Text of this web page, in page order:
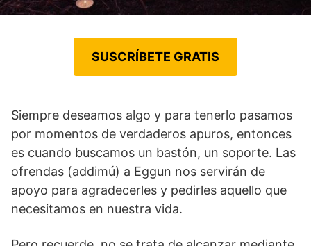
SUSCRÍBETE GRATIS
Siempre deseamos algo y para tenerlo pasamos
por momentos de verdaderos apuros, entonces
es cuando buscamos un bastón, un soporte. Las
ofrendas (addimú) a Eggun nos servirán de
apoyo para agradecerles y pedirles aquello que
necesitamos en nuestra vida.